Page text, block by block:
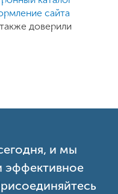
сайта
доверили
и мы
эффективное